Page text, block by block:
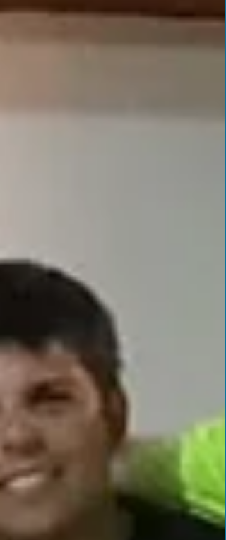
Featured Posts